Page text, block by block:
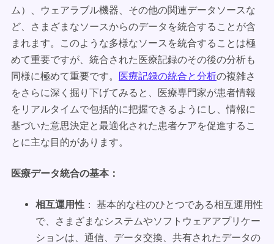
ム）、ウェアラブル機器、その他の関連データソースな
ど、さまざまなソースからのデータを統合することが含
まれます。このような多様なソースを統合することは極
めて重要ですが、統合された医療記録のその後の分析も
同様に極めて重要です。 医療記録の統合と分析の複雑さ
をさらに深く掘り下げてみると、医療専門家が患者情報
をリアルタイムで包括的に把握できるようにし、情報に
基づいた意思決定と最適化された患者ケアを促進するこ
とに主な目的があります。
医療データ統合の基本：
相互運用性 ： 基本的な柱のひとつである相互運用性
で、さまざまなシステムやソフトウェアアプリケー
ションは、通信、データ交換、共有されたデータの